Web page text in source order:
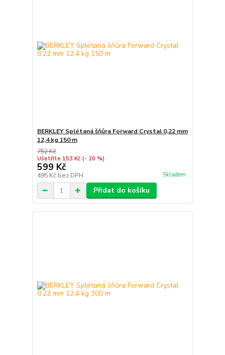
BERKLEY Splétaná šňůra Forward Crystal 0,22 mm
12,4 kg 150 m
752 Kč
Ušetříte 153 Kč (- 20 %)
599 Kč
495 Kč bez DPH Skladem
Přidat do košíku